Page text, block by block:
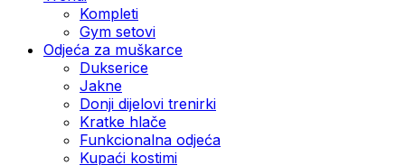
Kompleti
Gym setovi
Odjeća za muškarce
Dukserice
Jakne
Donji dijelovi trenirki
Kratke hlače
Funkcionalna odjeća
Kupaći kostimi